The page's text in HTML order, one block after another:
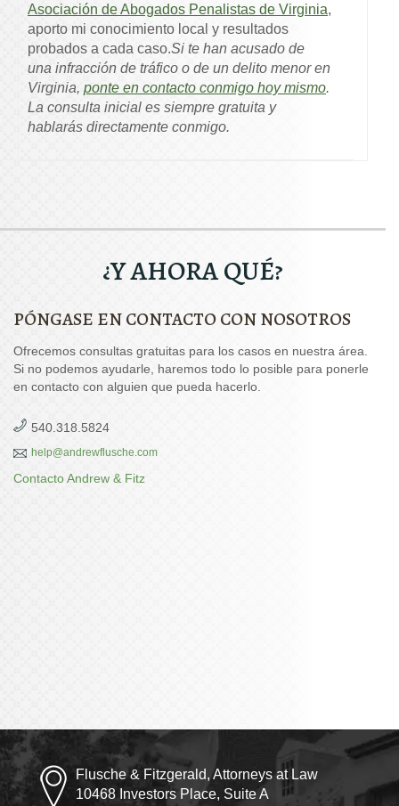
Asociación de Abogados Penalistas de Virginia,
aporto mi conocimiento local y resultados
probados a cada caso.Si te han acusado de
una infracción de tráfico o de un delito menor en
Virginia, ponte en contacto conmigo hoy mismo.
La consulta inicial es siempre gratuita y
hablarás directamente conmigo.
¿Y AHORA QUÉ?
PÓNGASE EN CONTACTO CON NOSOTROS
Ofrecemos consultas gratuitas para los casos en nuestra área.
Si no podemos ayudarle, haremos todo lo posible para ponerle
en contacto con alguien que pueda hacerlo.
540.318.5824
help@andrewflusche.com
Contacto Andrew & Fitz
Flusche & Fitzgerald, Attorneys at Law
10468 Investors Place, Suite A